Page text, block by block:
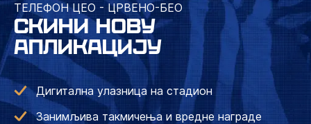
ТЕЛЕФОН ЦЕО - ЦРВЕНО-БЕО
СКИНИ НОВУ
АПЛИКАЦИЈУ
Дигитална улазница на стадион
Занимљива такмичења и вредне награде